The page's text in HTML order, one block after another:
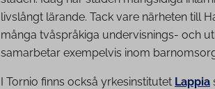
livslångt lärande. Tack vare närheten till
många tvåspråkiga undervisnings- och
samarbetar exempelvis inom
I Tornio finns också yrkesinstitutet Lappia